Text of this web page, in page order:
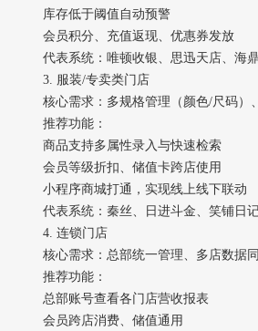
库存低于阈值自动预警
会员积分、充值返现、优惠券发放
代表系统‌：唯顿收银、思迅天店、海鼎
3. ‌服装/专卖类门店‌
核心需求‌：多规格管理（颜色/尺码）
推荐功能‌：
商品支持多属性录入与快速检索
会员等级折扣、储值卡跨店使用
小程序商城打通，实现线上线下联动
代表系统‌：秦丝、日进斗金、笑铺日
4. ‌连锁门店‌
核心需求‌：总部统一管理、多店数据
推荐功能‌：
总部账号查看各门店营收报表
会员跨店消费、储值通用